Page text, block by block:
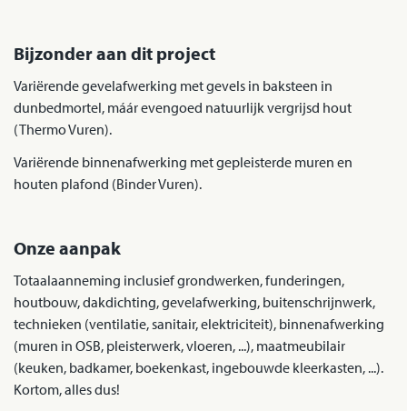
Bijzonder aan dit project
Variërende gevelafwerking met gevels in baksteen in
dunbedmortel, máár evengoed natuurlijk vergrijsd hout
(Thermo Vuren).
Variërende binnenafwerking met gepleisterde muren en
houten plafond (Binder Vuren).
Onze aanpak
Totaalaanneming inclusief grondwerken, funderingen,
houtbouw, dakdichting, gevelafwerking, buitenschrijnwerk,
technieken (ventilatie, sanitair, elektriciteit), binnenafwerking
(muren in OSB, pleisterwerk, vloeren, ...), maatmeubilair
(keuken, badkamer, boekenkast, ingebouwde kleerkasten, ...).
Kortom, alles dus!